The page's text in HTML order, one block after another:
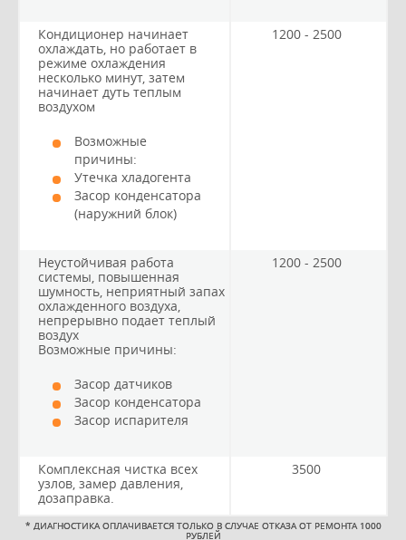
Кондиционер начинает
охлаждать, но работает в
режиме охлаждения
несколько минут, затем
начинает дуть теплым
воздухом
Возможные
причины:
Утечка хладогента
Засор конденсатора
(наружний блок)
1200 - 2500
Неустойчивая работа
системы, повышенная
шумность, неприятный запах
охлажденного воздуха,
непрерывно подает теплый
воздух
Возможные причины:
Засор датчиков
Засор конденсатора
Засор испарителя
1200 - 2500
Комплексная чистка всех
узлов, замер давления,
дозаправка.
3500
* ДИАГНОСТИКА ОПЛАЧИВАЕТСЯ ТОЛЬКО В СЛУЧАЕ ОТКАЗА ОТ РЕМОНТА 1000
РУБЛЕЙ